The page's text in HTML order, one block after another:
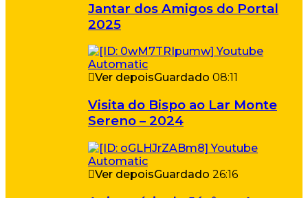
Jantar dos Amigos do Portal
2025
Ver depoisGuardado 08:11
Visita do Bispo ao Lar Monte
Sereno – 2024
Ver depoisGuardado 26:16